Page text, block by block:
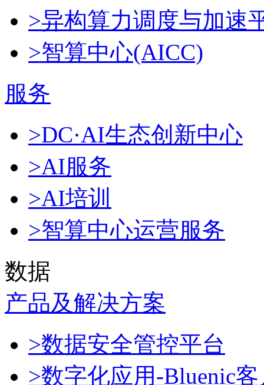
>异构算力调度与加速
>智算中心(AICC)
服务
>DC·AI生态创新中心
>AI服务
>AI培训
>智算中心运营服务
数据
产品及解决方案
>数据安全管控平台
>数字化应用-Bluenic